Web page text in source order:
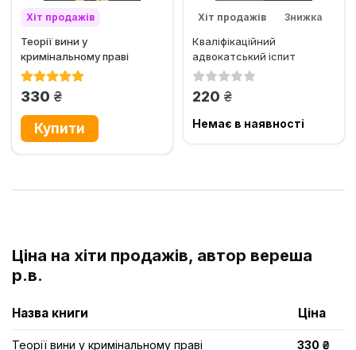
Хіт продажів
Теорії вини у
кримінальному праві
330 грн.
Хіт продажів Знижка
Кваліфікаційний
адвокатський іспит
220 грн.
Немає в наявності
Ціна на хіти продажів, автор вереша
р.в.
Назва книги Ціна
Теорії вини у кримінальному праві 330 ₴